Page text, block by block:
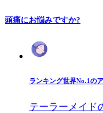
頭痛にお悩みですか?
ランキング世界No.1の
テーラーメイド